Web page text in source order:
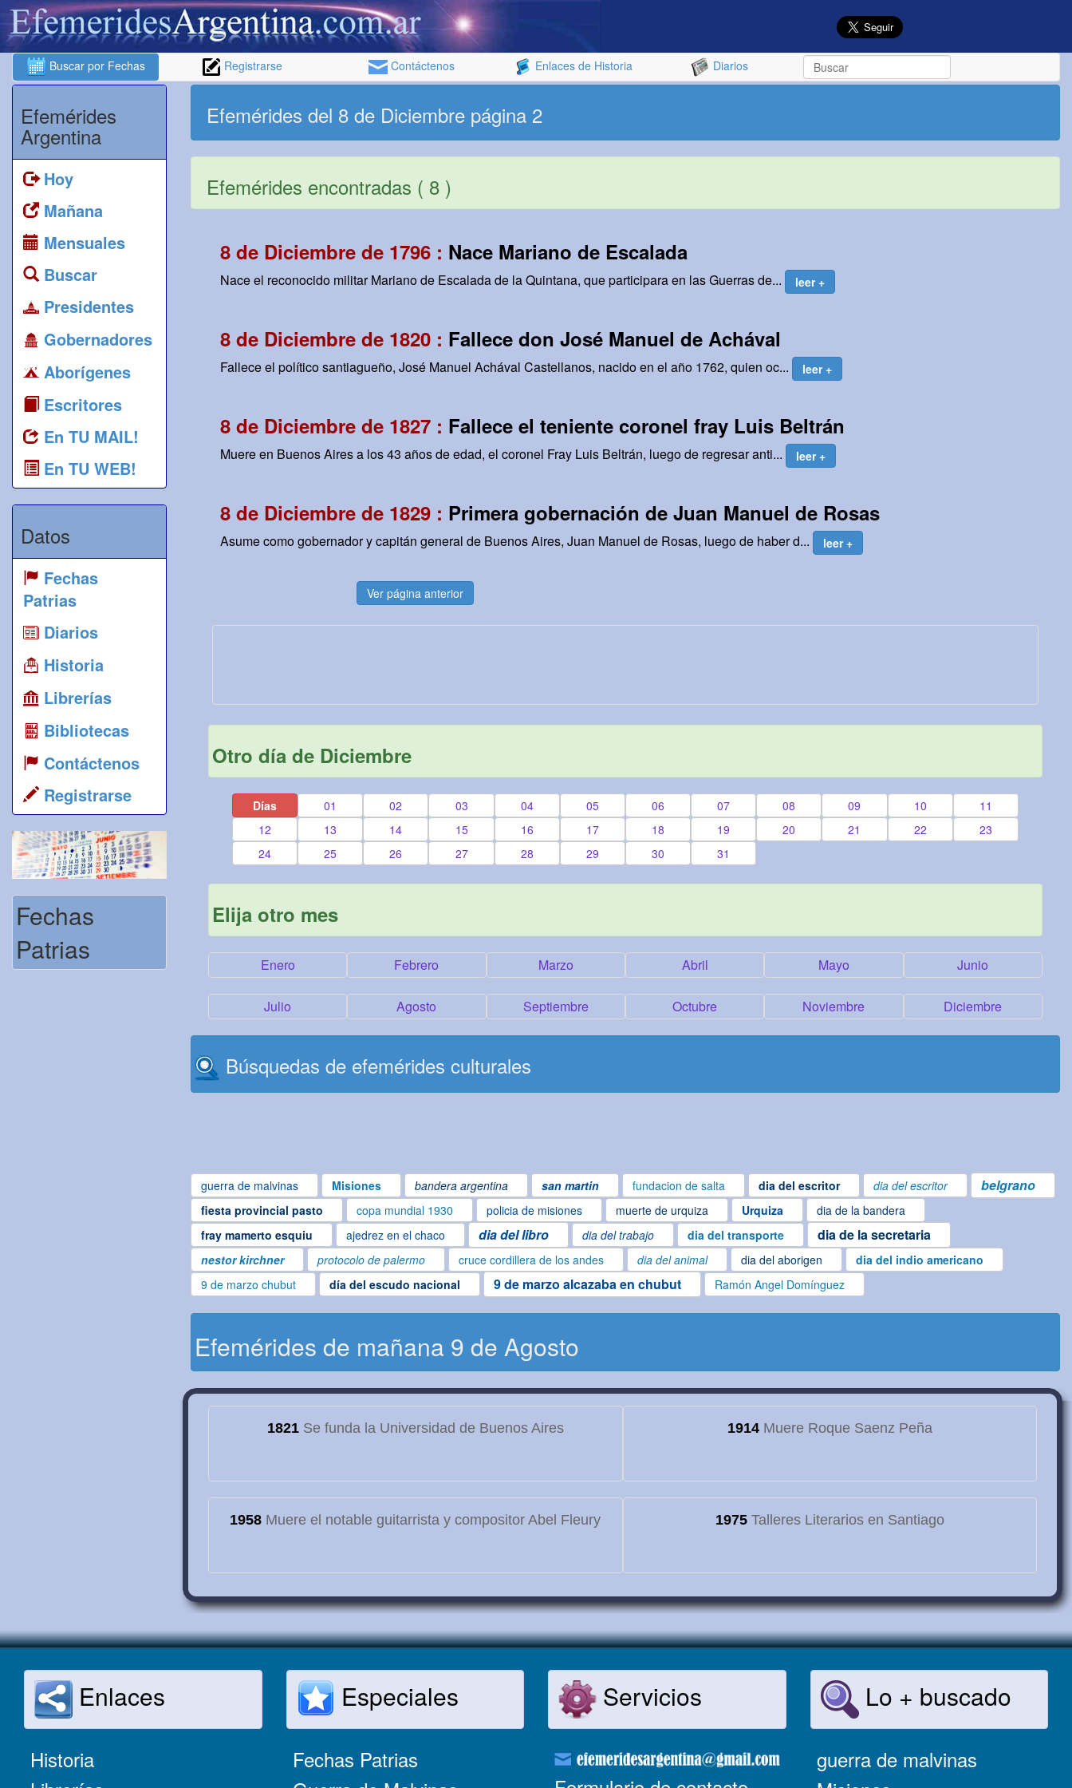
Buscar por Fechas Registrarse Contáctenos Enlaces de Historia Diarios
Efemérides
Argentina
Hoy
Mañana
Mensuales
Buscar
Presidentes
Gobernadores
Aborígenes
Escritores
En TU MAIL!
En TU WEB!
Datos
Fechas
Patrias
Diarios
Historia
Librerías
Bibliotecas
Contáctenos
Registrarse
Fechas
Patrias
Efemérides del 8 de Diciembre página 2
Efemérides encontradas ( 8 )
8 de Diciembre de 1796 : Nace Mariano de Escalada
Nace el reconocido militar Mariano de Escalada de la Quintana, que participara en las Guerras de... leer +
8 de Diciembre de 1820 : Fallece don José Manuel de Achával
Fallece el político santiagueño, José Manuel Achával Castellanos, nacido en el año 1762, quien oc... leer +
8 de Diciembre de 1827 : Fallece el teniente coronel fray Luis Beltrán
Muere en Buenos Aires a los 43 años de edad, el coronel Fray Luis Beltrán, luego de regresar anti... leer +
8 de Diciembre de 1829 : Primera gobernación de Juan Manuel de Rosas
Asume como gobernador y capitán general de Buenos Aires, Juan Manuel de Rosas, luego de haber d... leer +
Ver página anterior
Otro día de Diciembre
Días 01 02 03 04 05 06 07 08 09 10
11
12
13 14 15 16 17 18 19 20 21 22
23
24
25 26 27 28 29 30 31
Elija otro mes
Enero Febrero Marzo Abril Mayo Junio
Julio Agosto Septiembre Octubre Noviembre Diciembre
Búsquedas de efemérides culturales
guerra de malvinas Misiones bandera argentina san martin fundacion de salta dia del escritor dia del escritor belgrano
fiesta provincial pasto copa mundial 1930 policia de misiones muerte de urquiza Urquiza
dia de la bandera
fray mamerto esquiu
ajedrez en el chaco dia del libro dia del trabajo dia del transporte dia de la secretaria
nestor kirchner protocolo de palermo cruce cordillera de los andes dia del animal dia del aborigen
dia del indio americano
9 de marzo chubut
día del escudo nacional 9 de marzo alcazaba en chubut Ramón Angel Domínguez
Efemérides de mañana 9 de Agosto
1821Se funda la Universidad de Buenos Aires 1914Muere Roque Saenz Peña
1958 Muere el notable guitarrista y compositor Abel Fleury 1975Talleres Literarios en Santiago
Enlaces
Historia
Especiales
Fechas Patrias
Servicios Lo + buscado
guerra de malvinas